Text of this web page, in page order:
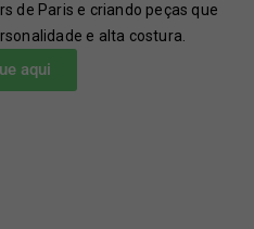
de Paris e criando peças que
e alta costura.
aqui